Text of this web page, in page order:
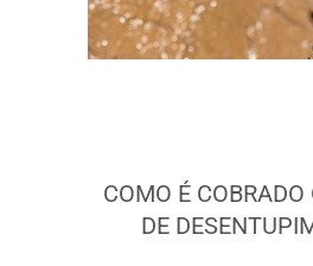
COMO É COBRADO
DE